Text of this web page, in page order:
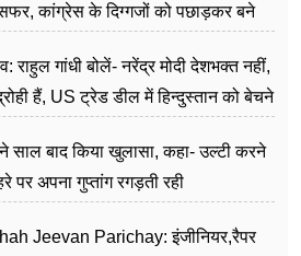
कांग्रेस के दिग्गजों को पछाड़कर बने
राहुल गांधी बोलें- नरेंद्र मोदी देशभक्त नहीं,
हैं, US ट्रेड डील में हिन्दुस्तान को बेचने
साल बाद किया खुलासा, कहा- उल्टी करने
पर अपना गुप्तांग रगड़ती रही
Jeevan Parichay: इंजीनियर,रैपर